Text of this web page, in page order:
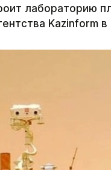
лабораторию
Kazinform